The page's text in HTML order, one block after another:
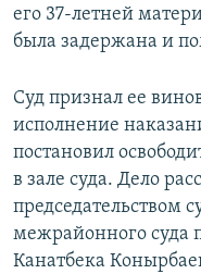
его 37-летней
была задержана и
Суд признал ее
исполнение
постановил
в зале суда. Дело
председательством
межрайонного суда
Канатбека